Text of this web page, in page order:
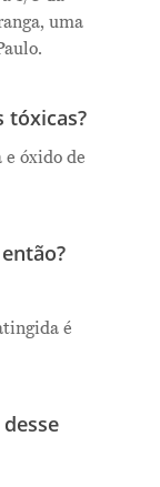
uma
tóxicas?
óxido de
é